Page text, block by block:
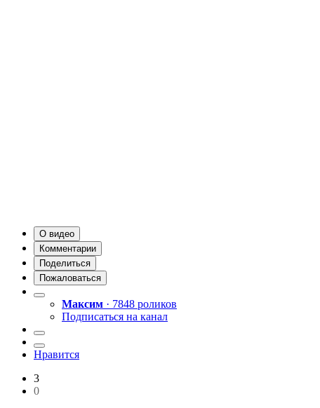
О видео
Комментарии
Поделиться
Пожаловаться
Максим · 7848 роликов
Подписаться на канал
Нравится
3
0